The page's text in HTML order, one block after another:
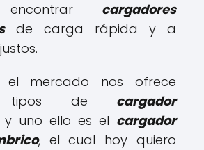
encontrar cargadores
de carga rápida y a
el mercado nos ofrece
tipos de cargador
uno ello es el cargador
, el cual hoy quiero